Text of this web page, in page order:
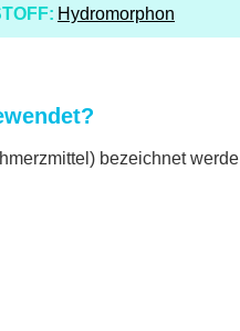
Hydromorphon
bezeichnet